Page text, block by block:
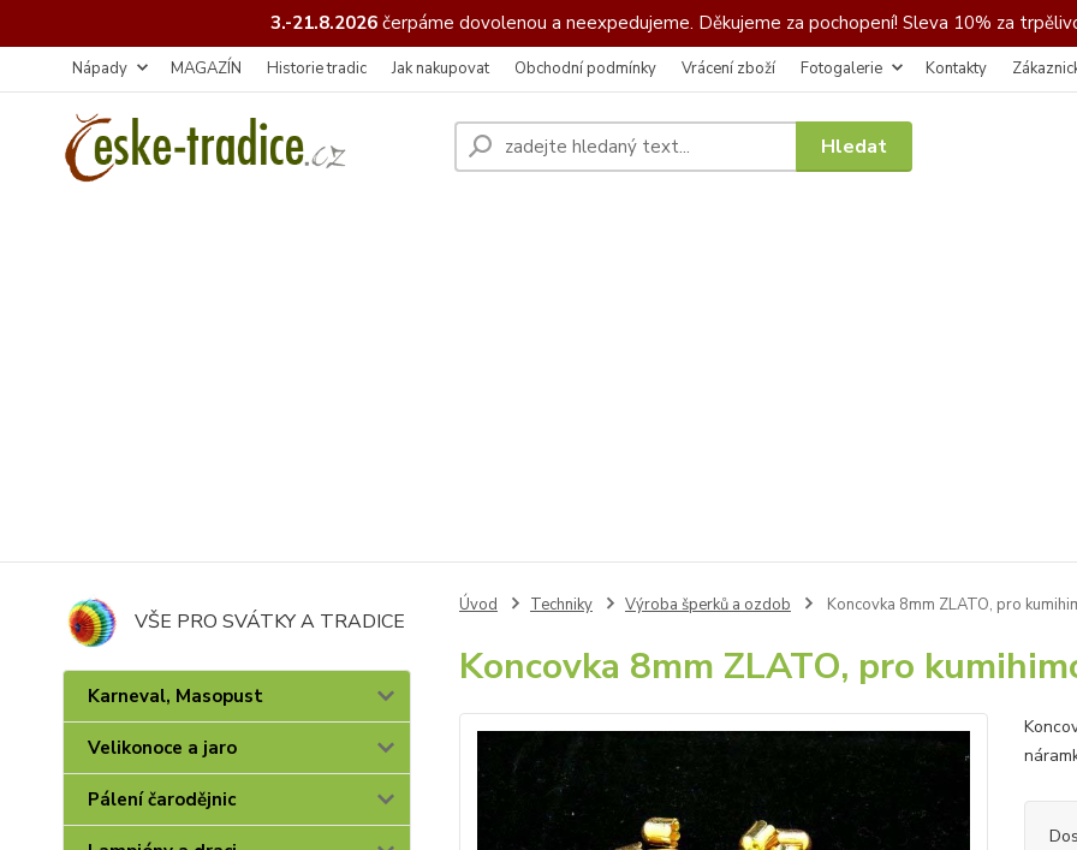
3.-21.8.2026čerpáme dovolenou a neexpedujeme. Děkujeme za pochopení! Sleva 10% za
Nápady MAGAZÍN Historie tradic Jak nakupovat Obchodní podmínky Vrácení zboží Fotogalerie Kontakty
Hledat
VŠE PRO SVÁTKY A TRADICE
Karneval, Masopust
Velikonoce a jaro
Pálení čarodějnic
Úvod Techniky Výroba šperků a ozdob Koncovka 8mm ZLATO, pro
Koncovka 8mm ZLATO, pro